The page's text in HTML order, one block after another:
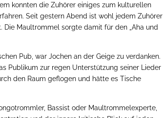
konnten die Zuhörer einiges zum kulturellen
Seit gestern Abend ist wohl jedem Zuhörer
Maultrommel sorgte damit für den „Aha und
Pub, war Jochen an der Geige zu verdanken.
Publikum zur regen Unterstützung seiner Lieder
den Raum geflogen und hätte es Tische
Bassist oder Maultrommelexperte,